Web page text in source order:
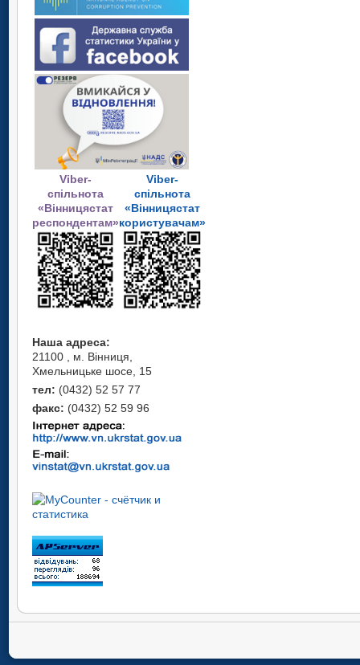
Viber-
спільнота
«Вінницястат
респондентам»
Viber-
спільнота
«Вінницястат
користувачам»
Наша адреса:
21100 , м. Вінниця,
Хмельницьке шосе, 15
тел: (0432) 52 57 77
факс: (0432) 52 59 96